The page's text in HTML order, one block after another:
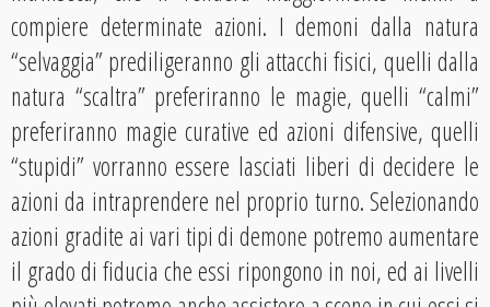
compiere determinate azioni. I demoni dalla natura
“selvaggia” prediligeranno gli attacchi fisici, quelli dalla
natura “scaltra” preferiranno le magie, quelli “calmi”
preferiranno magie curative ed azioni difensive, quelli
“stupidi” vorranno essere lasciati liberi di decidere le
azioni da intraprendere nel proprio turno. Selezionando
azioni gradite ai vari tipi di demone potremo aumentare
il grado di fiducia che essi ripongono in noi, ed ai livelli